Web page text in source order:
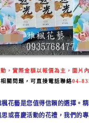
，實際金額以報價為主， 圖片
關 問題，可直接電話聯絡04-
楓花藝是您值得信賴的選擇。
或喜慶活動的花禮，我們的